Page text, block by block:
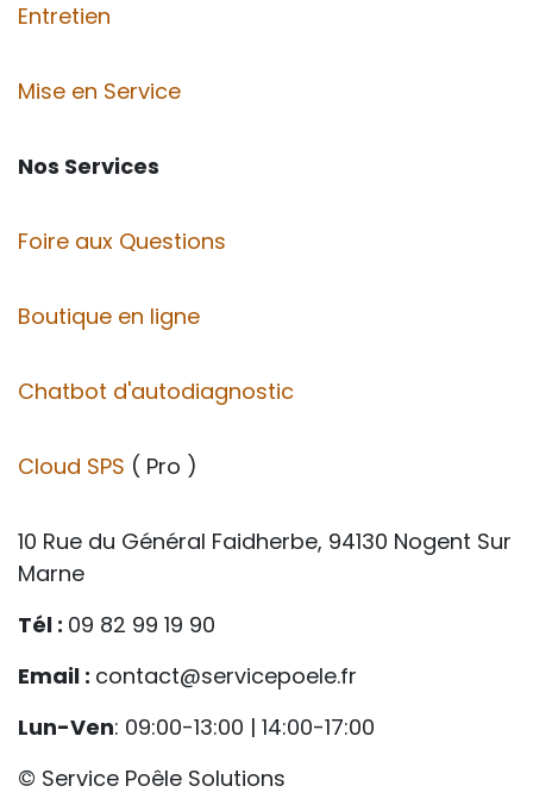
Entretien
Mise en Service
Nos Services
Foire aux Questions
Boutique en ligne
Chatbot d'autodiagnostic
Cloud SPS ( Pro )
10 Rue du Général Faidherbe, 94130 Nogent Sur
Marne
Tél : 09 82 99 19 90
Email : contact@servicepoele.fr
Lun-Ven: 09:00-13:00 | 14:00-17:00
© Service Poêle Solutions